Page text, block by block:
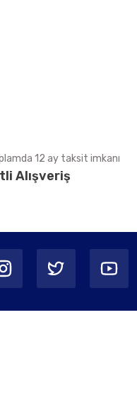
12 ay taksit imkanı
Alışveriş